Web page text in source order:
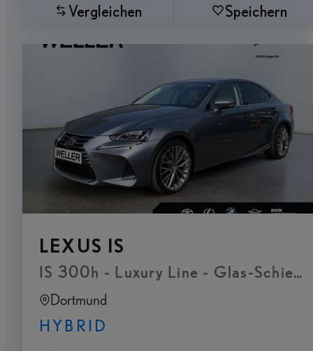
Vergleichen Speichern
LEXUS IS
IS 300h - Luxury Line - Glas-
Dortmund
HYBRID